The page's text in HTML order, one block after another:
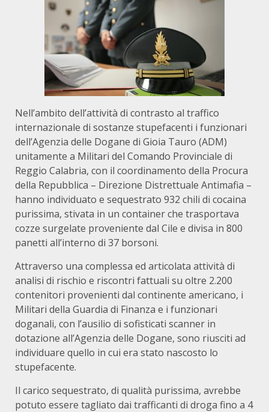
Nell’ambito dell’attività di contrasto al traffico
internazionale di sostanze stupefacenti i funzionari
dell’Agenzia delle Dogane di Gioia Tauro (ADM)
unitamente a Militari del Comando Provinciale di
Reggio Calabria, con il coordinamento della Procura
della Repubblica – Direzione Distrettuale Antimafia –
hanno individuato e sequestrato 932 chili di cocaina
purissima, stivata in un container che trasportava
cozze surgelate proveniente dal Cile e divisa in 800
panetti all’interno di 37 borsoni.
Attraverso una complessa ed articolata attività di
analisi di rischio e riscontri fattuali su oltre 2.200
contenitori provenienti dal continente americano, i
Militari della Guardia di Finanza e i funzionari
doganali, con l’ausilio di sofisticati scanner in
dotazione all’Agenzia delle Dogane, sono riusciti ad
individuare quello in cui era stato nascosto lo
stupefacente.
Il carico sequestrato, di qualità purissima, avrebbe
potuto essere tagliato dai trafficanti di droga fino a 4